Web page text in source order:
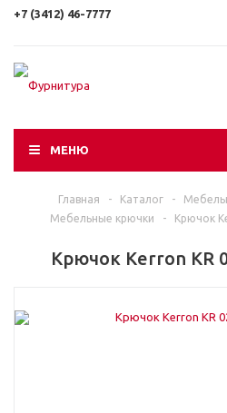
+7 (3412) 46-7777
МЕНЮ
Главная - Каталог -
Мебельные крючки
- Крючок
Крючок Kerron KR